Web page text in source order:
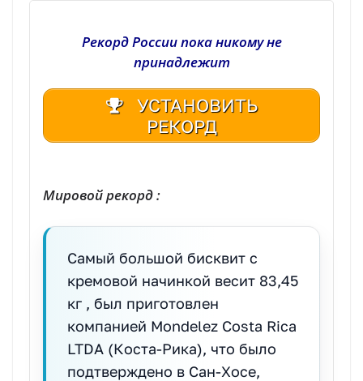
Рекорд России пока никому не
принадлежит
УСТАНОВИТЬ
РЕКОРД
Мировой рекорд :
Самый большой бисквит с
кремовой начинкой весит 83,45
кг , был приготовлен
компанией Mondelez Costa Rica
LTDA (Коста-Рика), что было
подтверждено в Сан-Хосе,